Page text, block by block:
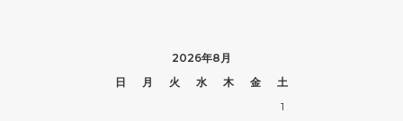
2026年8月
日
月 火 水 木 金
土
1